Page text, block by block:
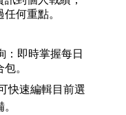
何重點。
：即時掌握每日
。
快速編輯目前選